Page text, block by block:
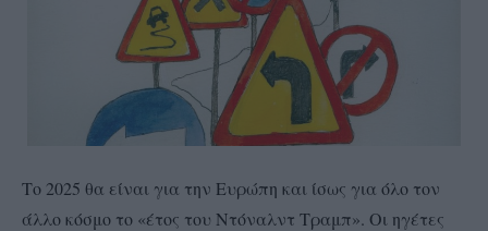
Το 2025 θα είναι για την Ευρώπη και ίσως για όλο τον
άλλο κόσμο το «έτος του Ντόναλντ Τραμπ». Οι ηγέτες